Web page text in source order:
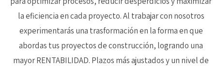
la eficiencia en cada proyecto. Al trabajar con nosotros
experimentarás una trasformación en la forma en que
abordas tus proyectos de construcción, logrando una
mayor RENTABILIDAD. Plazos más ajustados y un nivel de